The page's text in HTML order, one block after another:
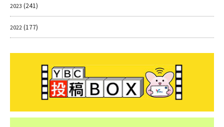
2023 (241)
2022(177)